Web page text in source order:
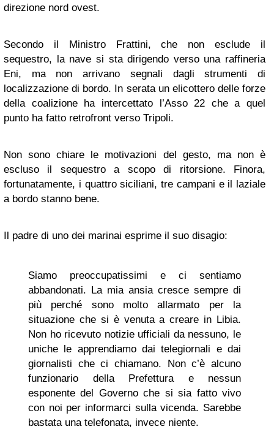
direzione nord ovest.
Secondo il Ministro Frattini, che non esclude il
sequestro, la nave si sta dirigendo verso una raffineria
Eni, ma non arrivano segnali dagli strumenti di
localizzazione di bordo. In serata un elicottero delle forze
della coalizione ha intercettato l’Asso 22 che a quel
punto ha fatto retrofront verso Tripoli.
Non sono chiare le motivazioni del gesto, ma non è
escluso il sequestro a scopo di ritorsione. Finora,
fortunatamente, i quattro siciliani, tre campani e il laziale
a bordo stanno bene.
Il padre di uno dei marinai esprime il suo disagio:
Siamo preoccupatissimi e ci sentiamo
abbandonati. La mia ansia cresce sempre di
più perché sono molto allarmato per la
situazione che si è venuta a creare in Libia.
Non ho ricevuto notizie ufficiali da nessuno, le
uniche le apprendiamo dai telegiornali e dai
giornalisti che ci chiamano. Non c’è alcuno
funzionario della Prefettura e nessun
esponente del Governo che si sia fatto vivo
con noi per informarci sulla vicenda. Sarebbe
bastata una telefonata, invece niente.